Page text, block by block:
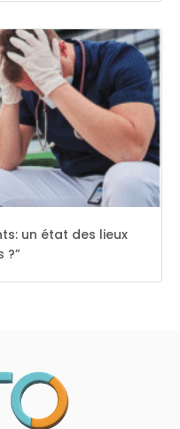
un état des lieux
?”